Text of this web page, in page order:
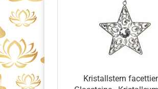
Kristallstern